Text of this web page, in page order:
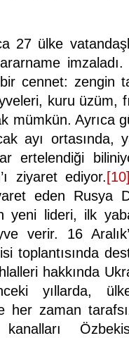
27 ülke
bir cennet: zengin
kuru üzüm,
mümkün. Ayrıca
ayı ortasında,
ertelendiği
ziyaret ediyor.
eden Rusya
yeni lideri, ilk
verir. 16
toplantısında
hakkında
yıllarda,
zaman